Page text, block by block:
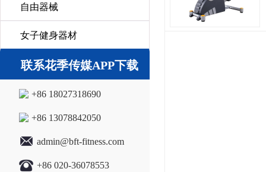
自由器械
女子健身器材
联系花季传媒APP下载
+86 18027318690
+86 13078842050
admin@bft-fitness.com
+86 020-36078553